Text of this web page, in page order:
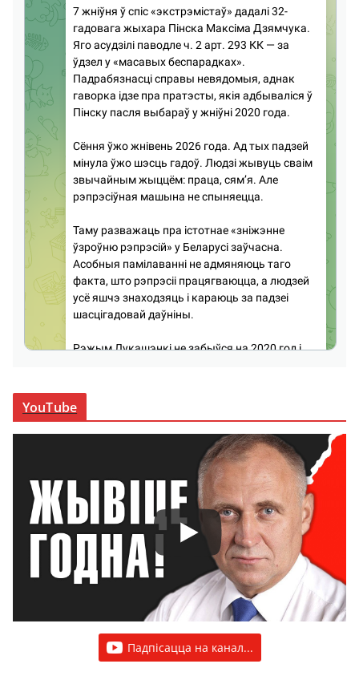
YouTube
Падпісацца на канал...